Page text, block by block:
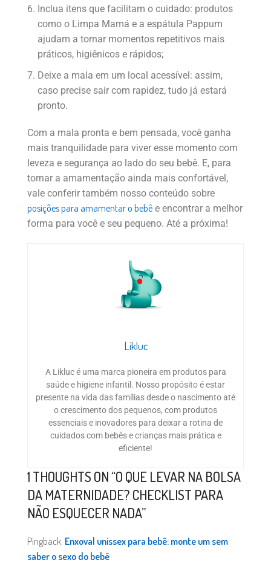
Inclua itens que facilitam o cuidado: produtos
como o Limpa Mamá e a espátula Pappum
ajudam a tornar momentos repetitivos mais
práticos, higiênicos e rápidos;
Deixe a mala em um local acessível: assim,
caso precise sair com rapidez, tudo já estará
pronto.
Com a mala pronta e bem pensada, você ganha
mais tranquilidade para viver esse momento com
leveza e segurança ao lado do seu bebê. E, para
tornar a amamentação ainda mais confortável,
vale conferir também nosso conteúdo sobre
posições para amamentar o bebê e encontrar a melhor
forma para você e seu pequeno. Até a próxima!
Likluc
A Likluc é uma marca pioneira em produtos para
saúde e higiene infantil. Nosso propósito é estar
presente na vida das famílias desde o nascimento até
o crescimento dos pequenos, com produtos
essenciais e inovadores para deixar a rotina de
cuidados com bebês e crianças mais prática e
eficiente!
1 THOUGHTS ON “O QUE LEVAR NA BOLSA
DA MATERNIDADE? CHECKLIST PARA
NÃO ESQUECER NADA”
Pingback: Enxoval unissex para bebê: monte um sem
saber o sexo do bebê